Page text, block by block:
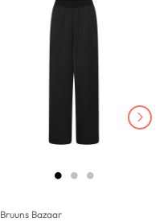
Bruuns Bazaar